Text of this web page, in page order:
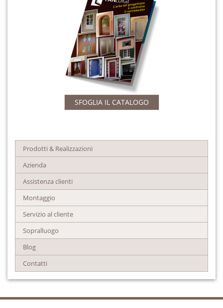
SFOGLIA IL CATALOGO
Prodotti & Realizzazioni
Azienda
Assistenza clienti
Montaggio
Servizio al cliente
Sopralluogo
Blog
Contatti